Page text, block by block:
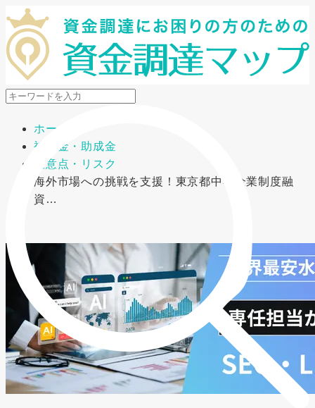
メニューを開閉
ホーム
補助金・助成金
注意点・リスク
海外市場への挑戦を支援！東京都中小企業制度融
資…